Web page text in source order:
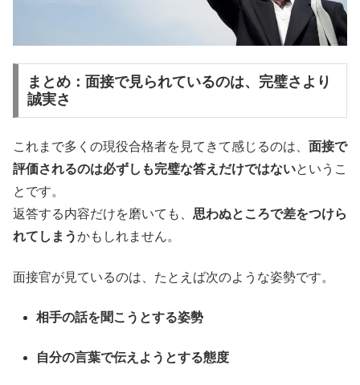
まとめ：面接で見られているのは、完璧さより
誠実さ
これまで多くの現役合格者を見てきて感じるのは、 面接で
評価されるのは必ずしも完璧な答えだけではないというこ
とです。
返答する内容だけを磨いても、 思わぬところで差をつけら
れてしまうかもしれません。
面接官が見ているのは、たとえば次のような姿勢です。
相手の話を聞こうとする姿勢
自分の言葉で伝えようとする態度